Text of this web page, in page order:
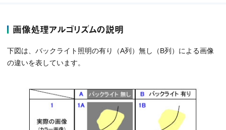
画像処理アルゴリズムの説明
下図は、バックライト照明の有り（A列）無し（B列）による画像
の違いを表しています。